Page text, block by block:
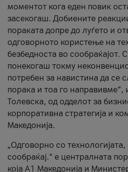
моментот кога еден повик
засекогаш. Добиените
пораката допре до луѓето и
одговорното користење на
безбедноста во сообраќајот.
понекогаш токму
потребен за навистина да се
порака и тоа го направивме”,
Толевска, од одделот за
корпоративна стратегија и
Македонија.
„Одговорно со технологијата,
сообраќај.“ е централната
која A1 Македонија и